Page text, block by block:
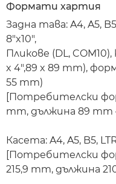
Формати хартия
Задна тава: A4, A5,
8"x10",
Пликове (DL,
x 4",89 x 89 mm),
55 mm)
[Потребителски
mm, дължина 89 mm
Касета: A4, A5, B5,
[Потребителски
215,9 mm, дължина